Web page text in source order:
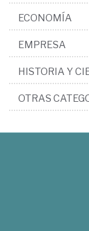
ECONOMÍA
EMPRESA
HISTORIA Y
OTRAS